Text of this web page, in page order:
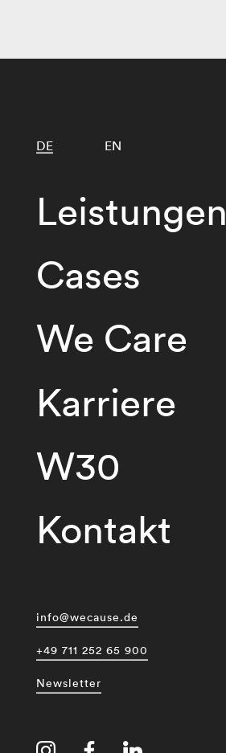
Leistungen
Cases
We Care
Karriere
W30
Kontakt
DE EN
info@wecause.de
+49 711 252 65 900
Newsletter